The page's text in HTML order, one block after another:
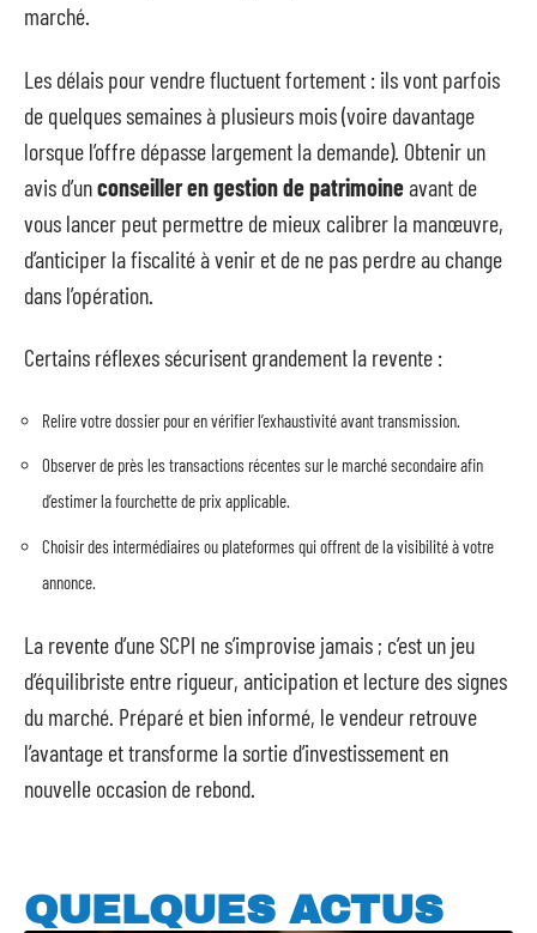
marché.
Les délais pour vendre fluctuent fortement : ils vont parfois
de quelques semaines à plusieurs mois (voire davantage
lorsque l’offre dépasse largement la demande). Obtenir un
avis d’unconseiller en gestion de patrimoineavant de
vous lancer peut permettre de mieux calibrer la manœuvre,
d’anticiper la fiscalité à venir et de ne pas perdre au change
dans l’opération.
Certains réflexes sécurisent grandement la revente :
Relire votre dossier pour en vérifier l’exhaustivité avant transmission.
Observer de près les transactions récentes sur le marché secondaire afin
d’estimer la fourchette de prix applicable.
Choisir des intermédiaires ou plateformes qui offrent de la visibilité à votre
annonce.
La revente d’une SCPI ne s’improvise jamais ; c’est un jeu
d’équilibriste entre rigueur, anticipation et lecture des signes
du marché. Préparé et bien informé, le vendeur retrouve
l’avantage et transforme la sortie d’investissement en
nouvelle occasion de rebond.
QUELQUES ACTUS